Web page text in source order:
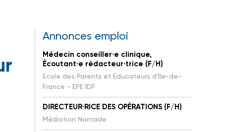
Annonces emploi
Médecin conseiller·e clinique,
Écoutant·e rédacteur·trice (F/H)
Ecole des Parents et Educateurs d'Ile-de-
France - EPE IDF
DIRECTEUR·RICE DES OPÉRATIONS (F/H)
Médiation Nomade